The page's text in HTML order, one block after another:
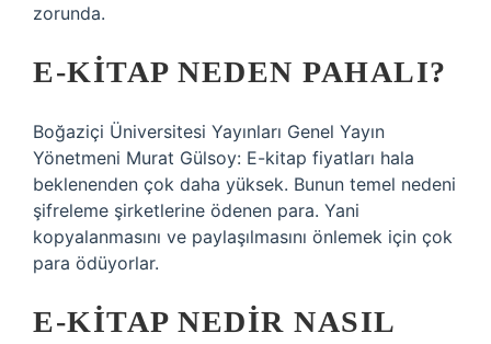
zorunda.
E-KITAP NEDEN PAHALI?
Boğaziçi Üniversitesi Yayınları Genel Yayın
Yönetmeni Murat Gülsoy: E-kitap fiyatları hala
beklenenden çok daha yüksek. Bunun temel nedeni
şifreleme şirketlerine ödenen para. Yani
kopyalanmasını ve paylaşılmasını önlemek için çok
para ödüyorlar.
E-KITAP NEDIR NASIL